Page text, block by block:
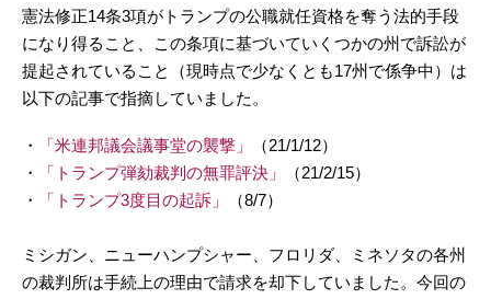
憲法修正14条3項がトランプの公職就任資格を奪う法的手段
になり得ること、この条項に基づいていくつかの州で訴訟が
提起されていること（現時点で少なくとも17州で係争中）は
以下の記事で指摘していました。
・ 「米連邦議会議事堂の襲撃」
（21/1/12）
・
「トランプ弾劾裁判の無罪評決」
（21/2/15）
・
「トランプ3度目の起訴」 （8/7）
ミシガン、ニューハンプシャー、フロリダ、ミネソタの各州
の裁判所は手続上の理由で請求を却下していました。今回の